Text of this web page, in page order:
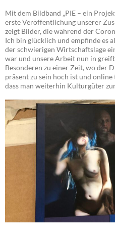
Mit dem Bildband „PIE – ein
erste Veröffentlichung unserer
zeigt Bilder, die während der
Ich bin glücklich und empfinde es
der schwierigen Wirtschaftslage
war und unsere Arbeit nun in
Besonderen zu einer Zeit, wo der
präsent zu sein hoch ist und
dass man weiterhin Kulturgüter